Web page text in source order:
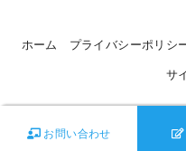
ホーム プライバシーポリシ
サ
お問い合わせ